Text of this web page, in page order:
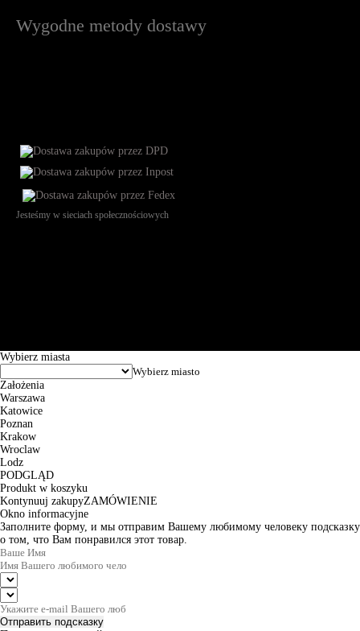
Wygodne metody dostawy
Jesteśmy w sieciach społecznościowych
Wybierz miasta
Założenia
Warszawa
Katowice
Poznan
Krakow
Wroclaw
Lodz
PODGLĄD
Produkt w koszyku
Kontynuuj zakupyZAMÓWIENIE
Okno informacyjne
Заполните форму, и мы отправим Вашему любимому человеку подсказку
о том, что Вам понравился этот товар.
Отправить подсказку